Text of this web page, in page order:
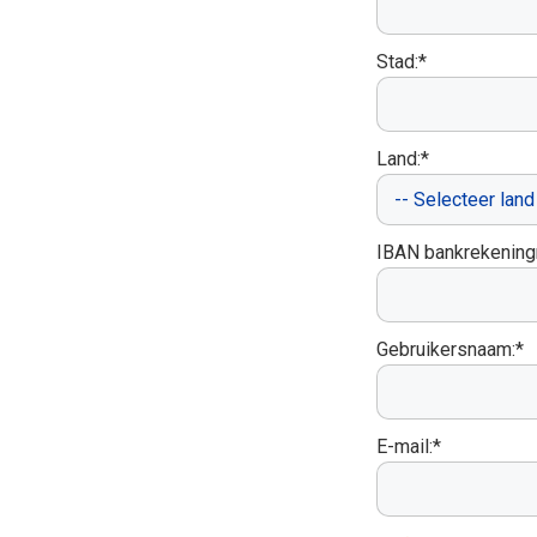
Stad:*
Land:*
IBAN
Gebruikersnaam:*
E-mail:*